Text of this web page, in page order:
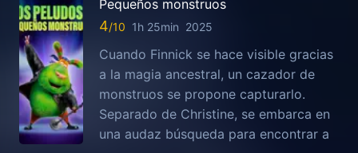
Pequeños monstruos
4 1h 25min 2025
Cuando Finnick se hace visible gracias
a la magia ancestral, un cazador de
monstruos se propone capturarlo.
Separado de Christine, se embarca en
una audaz búsqueda para encontrar a